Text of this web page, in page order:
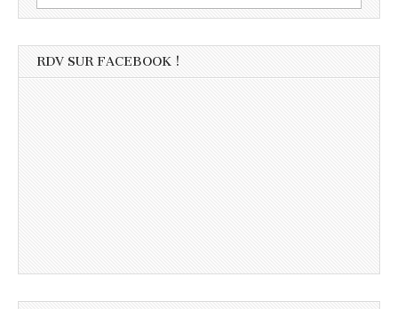
RDV SUR FACEBOOK !